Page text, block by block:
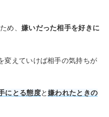
め、嫌いだった相手を好きに
変えていけば相手の気持ちが
にとる態度と嫌われたときの